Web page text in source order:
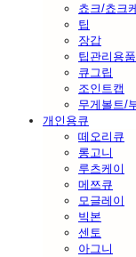
쵸크/쵸크
팁
장갑
팁관리용품
큐그립
조인트캡
무게볼트/
개인용큐
떼오리큐
롱고니
루츠케이
메쯔큐
모글레이
빅본
센토
아그니